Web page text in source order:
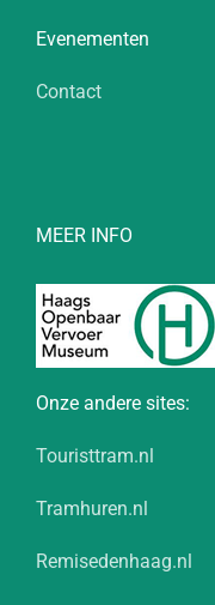
Evenementen
Contact
MEER INFO
Onze andere sites:
Touristtram.nl
Tramhuren.nl
Remisedenhaag.nl